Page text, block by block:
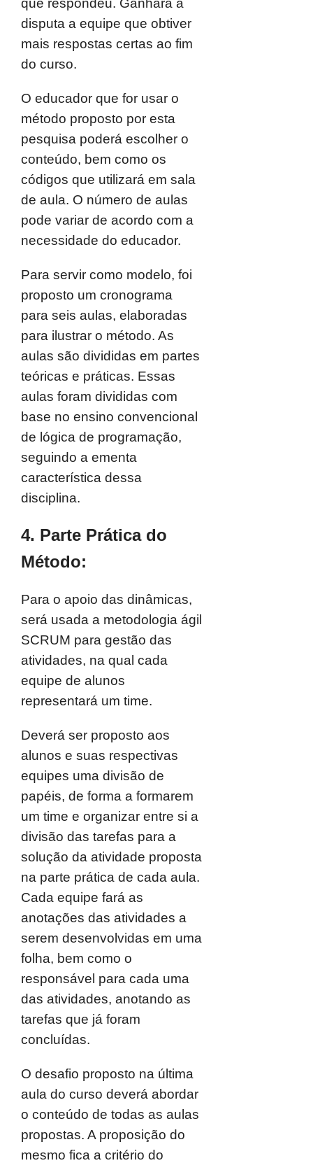
que respondeu. Ganhará a
disputa a equipe que obtiver
mais respostas certas ao fim
do curso.
O educador que for usar o
método proposto por esta
pesquisa poderá escolher o
conteúdo, bem como os
códigos que utilizará em sala
de aula. O número de aulas
pode variar de acordo com a
necessidade do educador.
Para servir como modelo, foi
proposto um cronograma
para seis aulas, elaboradas
para ilustrar o método. As
aulas são divididas em partes
teóricas e práticas. Essas
aulas foram divididas com
base no ensino convencional
de lógica de programação,
seguindo a ementa
característica dessa
disciplina.
4. Parte Prática do
Método:
Para o apoio das dinâmicas,
será usada a metodologia ágil
SCRUM para gestão das
atividades, na qual cada
equipe de alunos
representará um time.
Deverá ser proposto aos
alunos e suas respectivas
equipes uma divisão de
papéis, de forma a formarem
um time e organizar entre si a
divisão das tarefas para a
solução da atividade proposta
na parte prática de cada aula.
Cada equipe fará as
anotações das atividades a
serem desenvolvidas em uma
folha, bem como o
responsável para cada uma
das atividades, anotando as
tarefas que já foram
concluídas.
O desafio proposto na última
aula do curso deverá abordar
o conteúdo de todas as aulas
propostas. A proposição do
mesmo fica a critério do